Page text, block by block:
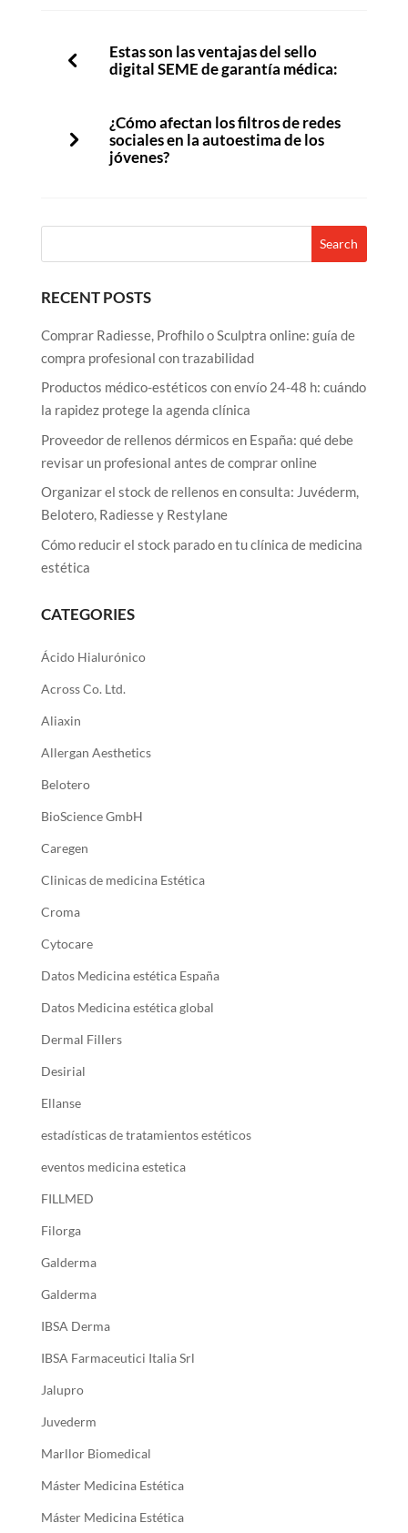
Estas son las ventajas del sello
digital SEME de garantía médica:
¿Cómo afectan los filtros de redes
sociales en la autoestima de los
jóvenes?
RECENT POSTS
Comprar Radiesse, Profhilo o Sculptra online: guía de
compra profesional con trazabilidad
Productos médico-estéticos con envío 24-48 h: cuándo
la rapidez protege la agenda clínica
Proveedor de rellenos dérmicos en España: qué debe
revisar un profesional antes de comprar online
Organizar el stock de rellenos en consulta: Juvéderm,
Belotero, Radiesse y Restylane
Cómo reducir el stock parado en tu clínica de medicina
estética
CATEGORIES
Ácido Hialurónico
Across Co. Ltd.
Aliaxin
Allergan Aesthetics
Belotero
BioScience GmbH
Caregen
Clinicas de medicina Estética
Croma
Cytocare
Datos Medicina estética España
Datos Medicina estética global
Dermal Fillers
Desirial
Ellanse
estadísticas de tratamientos estéticos
eventos medicina estetica
FILLMED
Filorga
Galderma
Galderma
IBSA Derma
IBSA Farmaceutici Italia Srl
Jalupro
Juvederm
Marllor Biomedical
Máster Medicina Estética
Máster Medicina Estética